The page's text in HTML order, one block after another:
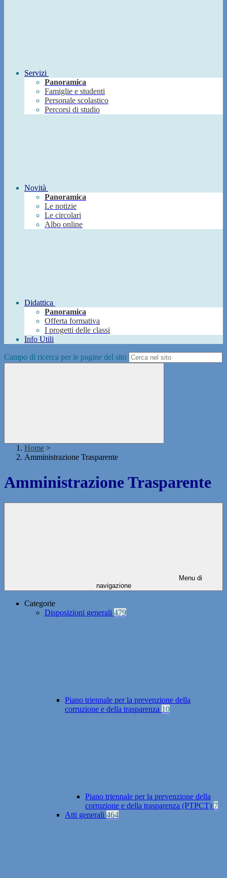
Servizi
Panoramica
Famiglie e studenti
Personale scolastico
Percorsi di studio
Novità
Panoramica
Le notizie
Le circolari
Albo online
Didattica
Panoramica
Offerta formativa
I progetti delle classi
Info Utili
Campo di ricerca per le pagine del sito
Home >
Amministrazione Trasparente
Amministrazione Trasparente
Menu di
navigazione
Categorie
Disposizioni generali 479
Piano triennale per la prevenzione della
corruzione e della trasparenza 10
Piano triennale per la prevenzione della
corruzione e della trasparenza (PTPCT) 7
Atti generali 464